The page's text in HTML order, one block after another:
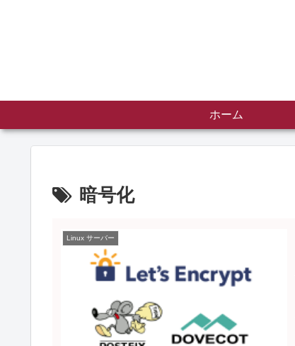
ホーム
暗号化
Linux サーバー